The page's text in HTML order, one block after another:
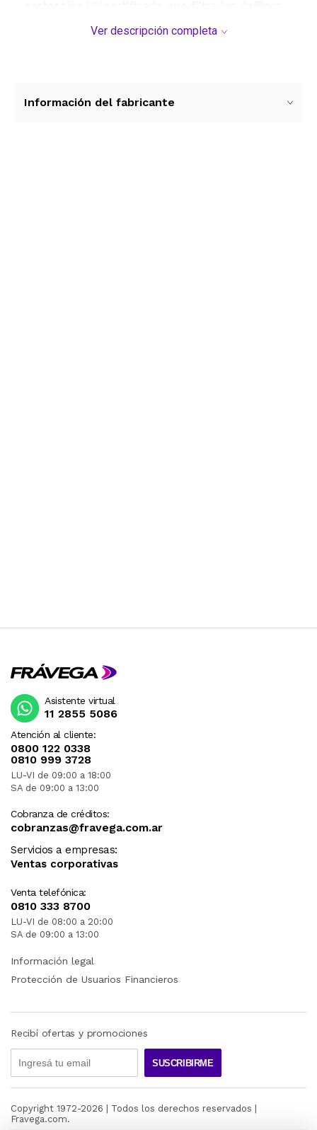
protegiendo tu salud visual a largo plazo.
impactos. Su recubrimiento especial contra
Ver descripción completa
Información del fabricante
Atención al cliente:
0800 122 0338
0810 999 3728
LU-VI de 09:00 a 18:00
SA de 09:00 a 13:00
Cobranza de créditos:
cobranzas@fravega.com.ar
Servicios a empresas:
Ventas corporativas
Venta telefónica:
0810 333 8700
LU-VI de 08:00 a 20:00
SA de 09:00 a 13:00
Asistente virtual
11 2855 5086
Información legal
Protección de Usuarios Financieros
Recibí ofertas y promociones
SUSCRIBIRME
Copyright 1972-2026 | Todos los derechos reservados |
Fravega.com.